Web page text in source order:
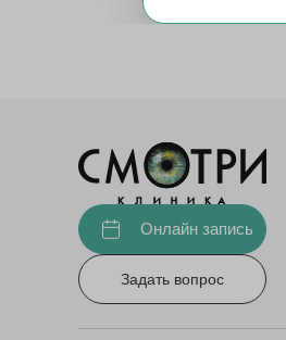
Онлайн запись
Задать вопрос